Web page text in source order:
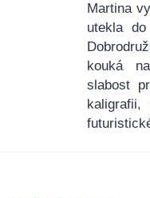
Martina
utekla
kouká
slabost
kaligrafii,